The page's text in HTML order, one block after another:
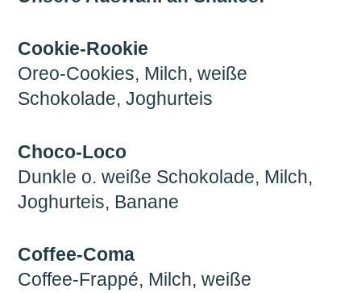
Cookie-Rookie
Oreo-Cookies, Milch, weiße
Schokolade, Joghurteis
Choco-Loco
Dunkle o. weiße Schokolade, Milch,
Joghurteis, Banane
Coffee-Coma
Coffee-Frappé, Milch, weiße